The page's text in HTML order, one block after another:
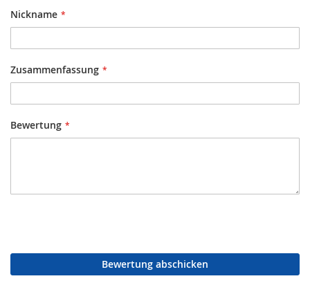
Nickname
Zusammenfassung
Bewertung
Bewertung abschicken